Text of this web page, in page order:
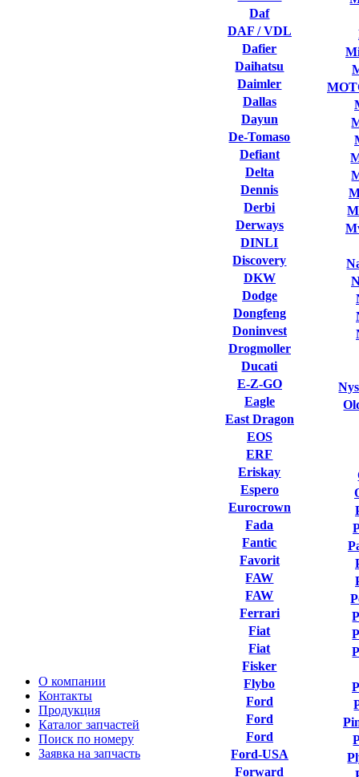
О компании
Контакты
Продукция
Каталог запчастей
Поиск по номеру
Заявка на запчасть
Daf
DAF / VDL
Dafier
Daihatsu
Daimler
Dallas
Dayun
De-Tomaso
Defiant
Delta
Dennis
Derbi
Derways
DINLI
Discovery
DKW
Dodge
Dongfeng
Doninvest
Drogmoller
Ducati
E-Z-GO
Eagle
East Dragon
EOS
ERF
Eriskay
Espero
Eurocrown
Fada
Fantic
Favorit
FAW
FAW
Ferrari
Fiat
Fiat
Fisker
Flybo
Ford
Ford
Ford
Ford-USA
Forward